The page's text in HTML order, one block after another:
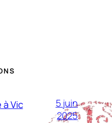
Vic
5 juin
2025